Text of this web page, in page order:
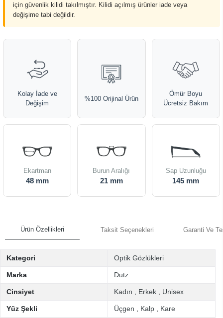
için güvenlik kilidi takılmıştır. Kilidi açılmış ürünler iade veya
değişime tabi değildir.
Kolay İade ve
Değişim
%100 Orijinal Ürün
Ömür Boyu
Ücretsiz Bakım
Ekartman
48 mm
Burun Aralığı
21 mm
Sap Uzunluğu
145 mm
Ürün Özellikleri Taksit Seçenekleri Garanti Ve
Kategori Optik Gözlükleri
Marka Dutz
Cinsiyet Kadın Erkek Unisex
Yüz Şekli Üçgen Kalp Kare